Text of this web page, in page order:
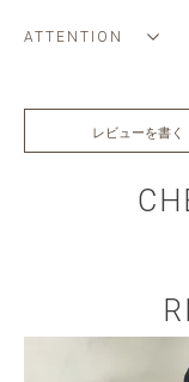
ATTENTION
レビューを書く